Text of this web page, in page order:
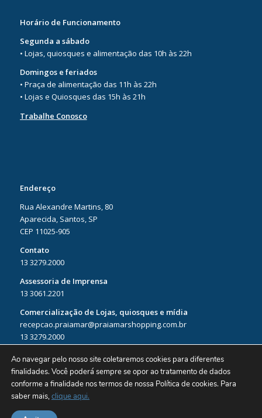
Horário de Funcionamento
Segunda a sábado
• Lojas, quiosques e alimentação das 10h às 22h
Domingos e feriados
• Praça de alimentação das 11h às 22h
• Lojas e Quiosques das 15h às 21h
Trabalhe Conosco
Endereço
Rua Alexandre Martins, 80
Aparecida, Santos, SP
CEP 11025-905
Contato
13 3279.2000
Assessoria de Imprensa
13 3061.2201
Comercialização de Lojas, quiosques e mídia
recepcao.praiamar@praiamarshopping.com.br
13 3279.2000
Razão Social: Condominio Shopping Center Praiamar | CNPJ:
Ao navegar pelo nosso site coletaremos cookies para diferentes
finalidades. Você poderá sempre se opor ao tratamento de dados
conforme a finalidade nos termos de nossa Política de cookies. Para
saber mais,clique aqui.